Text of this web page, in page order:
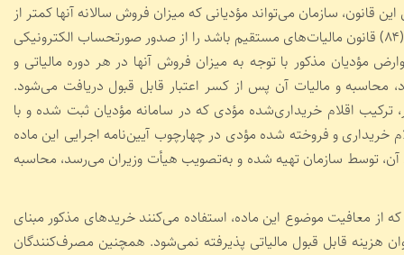
قانون، سازمان می‌تواند مؤدیانی که میزان فروش سالانه آنها کمتر از
بیست و پنج برابر معافیت موضوع ماده (۸۴) قانون مالیات‌های مستقیم باشد را از صدور صورتحساب الکترونیکی
مؤدیان مذکور با توجه به میزان فروش آنها در هر دوره مالیاتی و
و مالیات آن پس از کسر اعتبار قابل قبول دریافت می‌شود.
اقلام خریداری‌شده مؤدی که در سامانه مؤدیان ثبت شده و با
خریداری و فروخته شده مؤدی در چهارچوب آیین‌نامه اجرایی این ماده
آن، توسط سازمان تهیه شده و به‌تصویب هیأت وزیران می‌رسد، محاسبه
از معافیت موضوع این ماده، استفاده می‌کنند خریدهای مذکور مبنای
هزینه قابل قبول مالیاتی پذیرفته نمی‌شود. همچنین مصرف‌کنندگان